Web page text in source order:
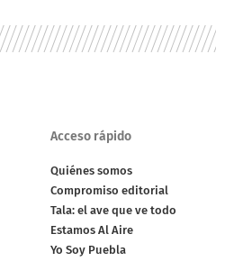
Acceso rápido
Quiénes somos
Compromiso editorial
Tala: el ave que ve todo
Estamos Al Aire
Yo Soy Puebla